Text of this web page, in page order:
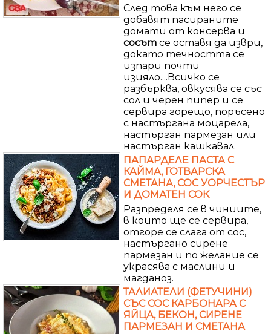
След това към него се
добавят пасираните
домати от консерва и
сосът се оставя да изври,
докато течността се
изпари почти
изцяло....Всичко се
разбърква, овкусява се със
сол и черен пипер и се
сервира горещо, поръсено
с настъргана моцарела,
настърган пармезан или
настърган кашкавал.
ПАПАРДЕЛЕ ПАСТА С
КАЙМА, ГОТВАРСКА
СМЕТАНА, СОС УОРЧЕСТЪР
И ДОМАТЕН СОК
Разпределя се в чиниите,
в които ще се сервира,
отгоре се слага от сос,
настъргано сирене
пармезан и по желание се
украсява с маслини и
магданоз.
ТАЛИАТЕЛИ (ФЕТУЧИНИ)
СЪС СОС КАРБОНАРА С
ЯЙЦА, БЕКОН, СИРЕНЕ
ПАРМЕЗАН И СМЕТАНА